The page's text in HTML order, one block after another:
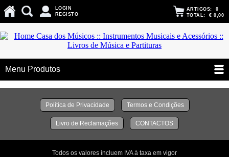
LOGIN
REGISTO
ARTIGOS: 0
TOTAL: € 0,00
Menu Produtos
Política de Privacidade Termos e Condições
Livro de Reclamações CONTACTOS
Todos os valores incluem IVA à taxa em vigor